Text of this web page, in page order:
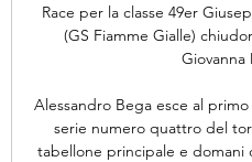
Race per la classe 49er
(GS Fiamme Gialle)
Giovanna
Alessandro Bega esce al
serie numero quattro del
tabellone principale e domani